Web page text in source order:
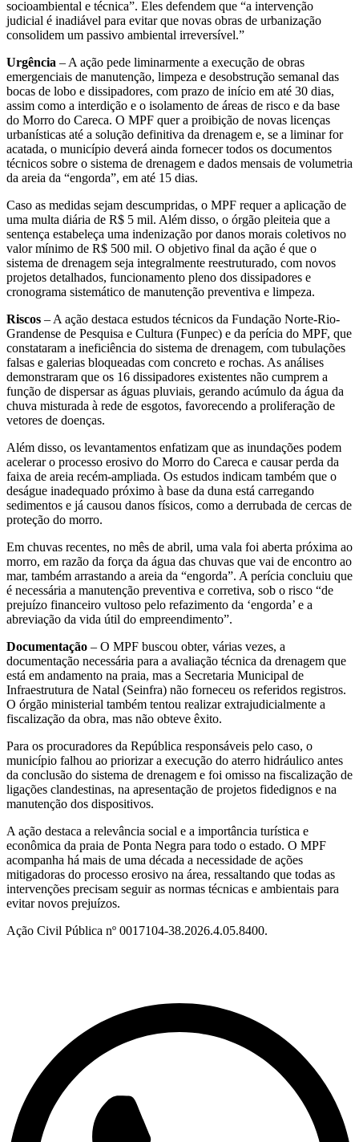
socioambiental e técnica”. Eles defendem que “a intervenção
judicial é inadiável para evitar que novas obras de urbanização
consolidem um passivo ambiental irreversível.”
Urgência – A ação pede liminarmente a execução de obras
emergenciais de manutenção, limpeza e desobstrução semanal das
bocas de lobo e dissipadores, com prazo de início em até 30 dias,
assim como a interdição e o isolamento de áreas de risco e da base
do Morro do Careca. O MPF quer a proibição de novas licenças
urbanísticas até a solução definitiva da drenagem e, se a liminar for
acatada, o município deverá ainda fornecer todos os documentos
técnicos sobre o sistema de drenagem e dados mensais de volumetria
da areia da “engorda”, em até 15 dias.
Caso as medidas sejam descumpridas, o MPF requer a aplicação de
uma multa diária de R$ 5 mil. Além disso, o órgão pleiteia que a
sentença estabeleça uma indenização por danos morais coletivos no
valor mínimo de R$ 500 mil. O objetivo final da ação é que o
sistema de drenagem seja integralmente reestruturado, com novos
projetos detalhados, funcionamento pleno dos dissipadores e
cronograma sistemático de manutenção preventiva e limpeza.
Riscos – A ação destaca estudos técnicos da Fundação Norte-Rio-
Grandense de Pesquisa e Cultura (Funpec) e da perícia do MPF, que
constataram a ineficiência do sistema de drenagem, com tubulações
falsas e galerias bloqueadas com concreto e rochas. As análises
demonstraram que os 16 dissipadores existentes não cumprem a
função de dispersar as águas pluviais, gerando acúmulo da água da
chuva misturada à rede de esgotos, favorecendo a proliferação de
vetores de doenças.
Além disso, os levantamentos enfatizam que as inundações podem
acelerar o processo erosivo do Morro do Careca e causar perda da
faixa de areia recém-ampliada. Os estudos indicam também que o
deságue inadequado próximo à base da duna está carregando
sedimentos e já causou danos físicos, como a derrubada de cercas de
proteção do morro.
Em chuvas recentes, no mês de abril, uma vala foi aberta próxima ao
morro, em razão da força da água das chuvas que vai de encontro ao
mar, também arrastando a areia da “engorda”. A perícia concluiu que
é necessária a manutenção preventiva e corretiva, sob o risco “de
prejuízo financeiro vultoso pelo refazimento da ‘engorda’ e a
abreviação da vida útil do empreendimento”.
Documentação – O MPF buscou obter, várias vezes, a
documentação necessária para a avaliação técnica da drenagem que
está em andamento na praia, mas a Secretaria Municipal de
Infraestrutura de Natal (Seinfra) não forneceu os referidos registros.
O órgão ministerial também tentou realizar extrajudicialmente a
fiscalização da obra, mas não obteve êxito.
Para os procuradores da República responsáveis pelo caso, o
município falhou ao priorizar a execução do aterro hidráulico antes
da conclusão do sistema de drenagem e foi omisso na fiscalização de
ligações clandestinas, na apresentação de projetos fidedignos e na
manutenção dos dispositivos.
A ação destaca a relevância social e a importância turística e
econômica da praia de Ponta Negra para todo o estado. O MPF
acompanha há mais de uma década a necessidade de ações
mitigadoras do processo erosivo na área, ressaltando que todas as
intervenções precisam seguir as normas técnicas e ambientais para
evitar novos prejuízos.
Ação Civil Pública nº 0017104-38.2026.4.05.8400.